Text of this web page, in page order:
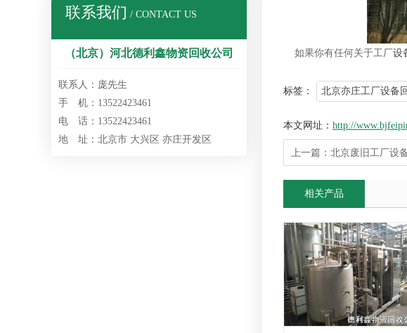
联系我们 / CONTACT US
（北京）河北德利鑫物资回收公司
联系人：庞先生
手 机：13522423461
电 话：13522423461
地 址：北京市 大兴区 亦庄开发区
如果你有任何关于工厂设
标签： 北京亦庄工厂设备
本文网址： http://
上一篇： 北京废旧工厂设
相关产品